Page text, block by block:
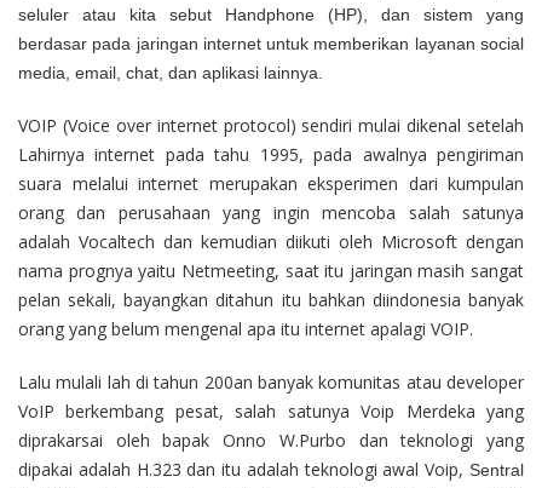
seluler atau kita sebut Handphone (HP), dan sistem yang
berdasar pada jaringan internet untuk memberikan layanan social
media, email, chat, dan aplikasi lainnya.
VOIP (Voice over internet protocol) sendiri mulai dikenal setelah
Lahirnya internet pada tahu 1995, pada awalnya pengiriman
suara melalui internet merupakan eksperimen dari kumpulan
orang dan perusahaan yang ingin mencoba salah satunya
adalah Vocaltech dan kemudian diikuti oleh Microsoft dengan
nama prognya yaitu Netmeeting, saat itu jaringan masih sangat
pelan sekali, bayangkan ditahun itu bahkan diindonesia banyak
orang yang belum mengenal apa itu internet apalagi VOIP.
Lalu mulali lah di tahun 200an banyak komunitas atau developer
VoIP berkembang pesat, salah satunya Voip Merdeka yang
diprakarsai oleh bapak Onno W.Purbo dan teknologi yang
dipakai adalah H.323 dan itu adalah teknologi awal Voip, Sentral